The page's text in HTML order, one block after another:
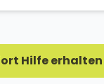
Hilfe erhalten